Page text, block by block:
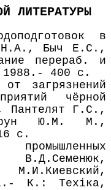
ЛИТЕРАТУРЫ
в
Н.А., Быч Е.С.,
перераб. и
400 с.
загрязнений
чёрной
Пантелят Г.С.,
Ю.М. М.,
с.
промышленных
К.: Техіка,